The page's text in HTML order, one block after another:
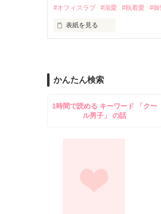
止まっていたはずの二人の時間
#オフィスラブ #溺愛 #執着愛 #御
表紙を見る
雪瀬鷹哉（29）が『──俺と結
鷹哉『宜しくな、俺の雛子』🦅
雛子『俺の……ひぃ、雛子？！
シゴデキで冷徹な上司が見せ
※表紙も作中使用の画像も全
※執筆期間2026.6.3〜7.20完
※他サイトさんにて恋愛トレン
かんたん検索
1時間で読める キーワード 「クー
ル男子」 の話